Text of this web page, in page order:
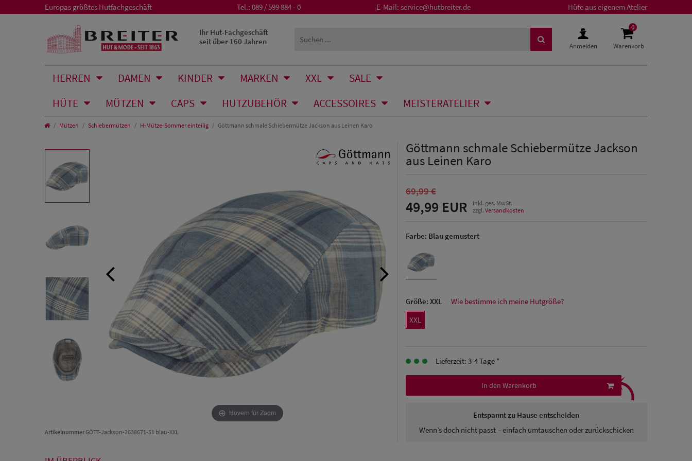
Europas größtes Hutfachgeschäft Tel.: 089 / 599 884 - 0 E-Mail: service@hutbreiter.de Hüte aus eigenem Atelier
Ihr Hut-Fachgeschäft
seit über 160 Jahren
Anmelden
0
Warenkorb
HERREN DAMEN KINDER MARKEN XXL
SALE
HÜTE
MÜTZEN CAPS HUTZUBEHÖR ACCESSOIRES MEISTERATELIER
Mützen Schiebermützen H-Mütze-Sommer einteilig Göttmann schmale Schiebermütze Jackson aus Leinen Karo
Hovern für Zoom
ArtikelnummerGÖTT-Jackson-2638671-51 blau-XXL
Göttmann schmale Schiebermütze Jackson
aus Leinen Karo
69,99 €
49,99 EUR
inkl. ges. MwSt.
zzgl. Versandkosten
Farbe: Blau gemustert
Größe: XXL
Wie bestimme ich meine Hutgröße?
XXL
Lieferzeit: 3-4 Tage *
In den Warenkorb
Entspannt zu Hause entscheiden
Wenn’s doch nicht passt – einfach umtauschen oder zurückschicken
⤹